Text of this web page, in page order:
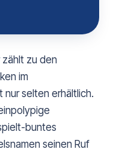
zählt zu den
im
nur selten erhältlich.
buntes
seinen Ruf